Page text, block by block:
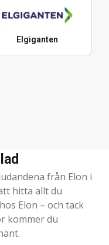
Elgiganten
från Elon i
hitta allt du
Elon – och tack
kommer du